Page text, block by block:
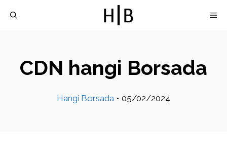
CDN hangi Borsada
Hangi Borsada • 05/02/2024